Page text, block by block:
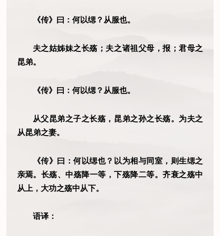
《传》曰：何以缌？从服也。
夫之姑姊妹之长殇；夫之诸祖父母，报；君母之
昆弟。
《传》曰：何以缌？从服也。
从父昆弟之子之长殇，昆弟之孙之长殇。为夫之
从昆弟之妻。
《传》曰：何以缌也？以为相与同室，则生缌之
亲焉。长殇、中殇降一等，下殇降二等。齐衰之殇中
从上，大功之殇中从下。
语译：